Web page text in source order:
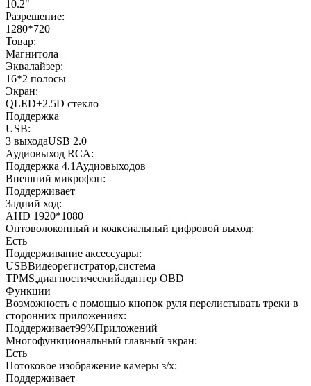
10.2"
Разрешение:
1280*720
Товар:
Магнитола
Эквалайзер:
16*2 полосы
Экран:
QLED+2.5D стекло
Поддержка
USB:
3 выходаUSB 2.0
Аудиовыход RCA:
Поддержка 4.1Аудиовыходов
Внешний микрофон:
Поддерживает
Задний ход:
AHD 1920*1080
Оптоволоконный и коаксиальный цифровой выход:
Есть
Поддерживание аксессуары:
USBВидеорегистратор,система
TPMS,диагностическийадаптер OBD
Функции
Возможность с помощью кнопок руля перелистывать треки в
сторонних приложениях:
Поддерживает99%Приложений
Многофункциональный главный экран:
Есть
Потоковое изображение камеры з/х:
Поддерживает